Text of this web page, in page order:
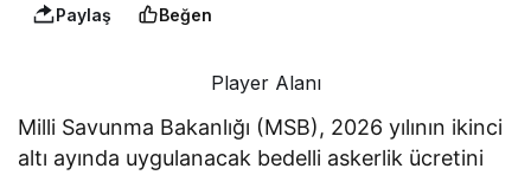
Paylaş Beğen
Player Alanı
Milli Savunma Bakanlığı (MSB), 2026 yılının ikinci
altı ayında uygulanacak bedelli askerlik ücretini